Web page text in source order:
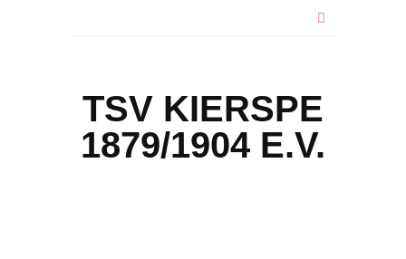
TSV KIERSPE
1879/1904 E.V.